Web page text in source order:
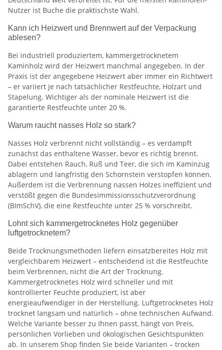
Nutzer ist Buche die praktischste Wahl.
Kann ich Heizwert und Brennwert auf der Verpackung
ablesen?
Bei industriell produziertem, kammergetrocknetem
Kaminholz wird der Heizwert manchmal angegeben. In der
Praxis ist der angegebene Heizwert aber immer ein Richtwert
– er variiert je nach tatsächlicher Restfeuchte, Holzart und
Stapelung. Wichtiger als der nominale Heizwert ist die
garantierte Restfeuchte unter 20 %.
Warum raucht nasses Holz so stark?
Nasses Holz verbrennt nicht vollständig – es verdampft
zunächst das enthaltene Wasser, bevor es richtig brennt.
Dabei entstehen Rauch, Ruß und Teer, die sich im Kaminzug
ablagern und langfristig den Schornstein verstopfen können.
Außerdem ist die Verbrennung nassen Holzes ineffizient und
verstößt gegen die Bundesimmissionsschutzverordnung
(BImSchV), die eine Restfeuchte unter 25 % vorschreibt.
Lohnt sich kammergetrocknetes Holz gegenüber
luftgetrocknetem?
Beide Trocknungsmethoden liefern einsatzbereites Holz mit
vergleichbarem Heizwert – entscheidend ist die Restfeuchte
beim Verbrennen, nicht die Art der Trocknung.
Kammergetrocknetes Holz wird schneller und mit
kontrollierter Feuchte produziert, ist aber
energieaufwendiger in der Herstellung. Luftgetrocknetes Holz
trocknet langsam und natürlich – ohne technischen Aufwand.
Welche Variante besser zu Ihnen passt, hängt von Preis,
persönlichen Vorlieben und ökologischen Gesichtspunkten
ab. In unserem Shop finden Sie beide Varianten – trocken